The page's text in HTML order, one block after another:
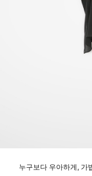
누구보다 우아하게, 가